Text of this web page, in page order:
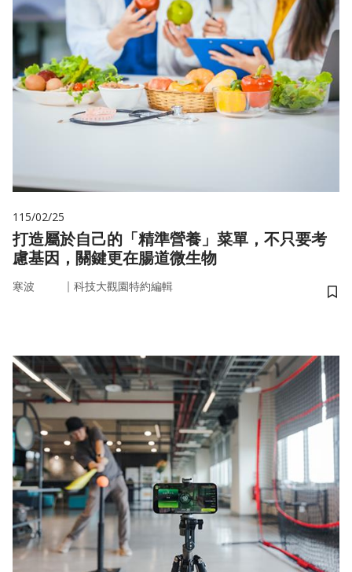
115/02/25
打造屬於自己的「精準營養」菜單，不只要考
慮基因，關鍵更在腸道微生物
寒波 ｜ 科技大觀園特約編輯
儲